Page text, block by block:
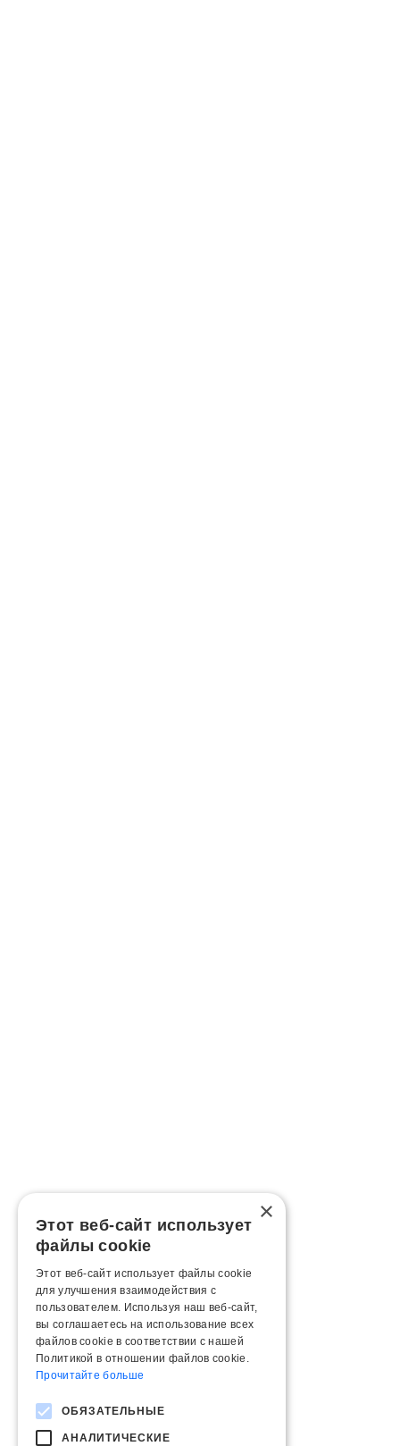
×
Этот веб-сайт использует
файлы cookie
Этот веб-сайт использует файлы cookie
для улучшения взаимодействия с
пользователем. Используя наш веб-сайт,
вы соглашаетесь на использование всех
файлов cookie в соответствии с нашей
Политикой в ​​отношении файлов cookie.
Прочитайте больше
ОБЯЗАТЕЛЬНЫЕ
АНАЛИТИЧЕСКИЕ